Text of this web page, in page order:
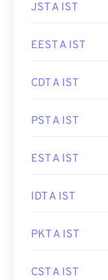
JST A IST
EEST A IST
CDT A IST
PST A IST
EST A IST
IDT A IST
PKT A IST
CST A IST